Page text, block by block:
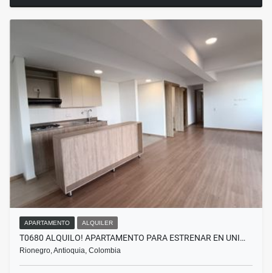
APARTAMENTO ALQUILER
T0680 ALQUILO! APARTAMENTO PARA ESTRENAR EN UNI…
Rionegro, Antioquia, Colombia